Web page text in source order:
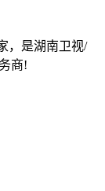
，是湖南卫视/
商!